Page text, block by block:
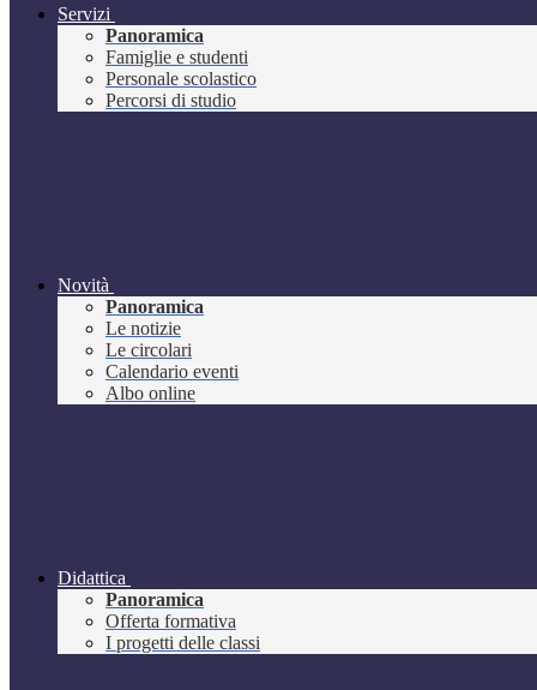
Servizi
Panoramica
Famiglie e studenti
Personale scolastico
Percorsi di studio
Novità
Panoramica
Le notizie
Le circolari
Calendario eventi
Albo online
Didattica
Panoramica
Offerta formativa
I progetti delle classi